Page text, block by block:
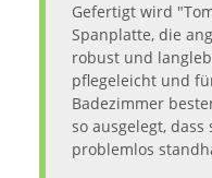
Gefertigt wird
Spanplatte, die
robust und
pflegeleicht und
Badezimmer
so ausgelegt,
problemlos